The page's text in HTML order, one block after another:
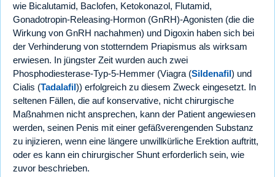
wie Bicalutamid, Baclofen, Ketokonazol, Flutamid,
Gonadotropin-Releasing-Hormon (GnRH)-Agonisten (die die
Wirkung von GnRH nachahmen) und Digoxin haben sich bei
der Verhinderung von stotterndem Priapismus als wirksam
erwiesen. In jüngster Zeit wurden auch zwei
Phosphodiesterase-Typ-5-Hemmer (Viagra (Sildenafil) und
Cialis (Tadalafil)) erfolgreich zu diesem Zweck eingesetzt. In
seltenen Fällen, die auf konservative, nicht chirurgische
Maßnahmen nicht ansprechen, kann der Patient angewiesen
werden, seinen Penis mit einer gefäßverengenden Substanz
zu injizieren, wenn eine längere unwillkürliche Erektion auftritt,
oder es kann ein chirurgischer Shunt erforderlich sein, wie
zuvor beschrieben.